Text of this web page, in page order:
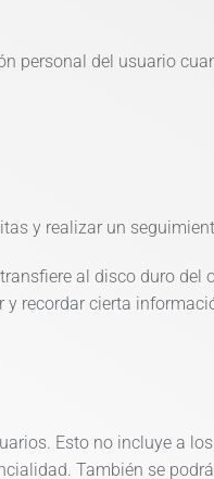
personal del usuario
y realizar un
al disco duro
y recordar cierta
Esto no incluye a
También se